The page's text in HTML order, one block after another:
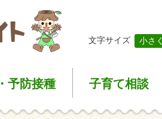
文字サイズ 小さく
・予防接種 子育て相談